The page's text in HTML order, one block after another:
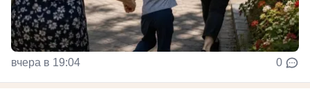
вчера в 19:04 0